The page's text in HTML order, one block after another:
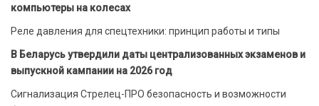
компьютеры на колесах
Реле давления для спецтехники: принцип работы и типы
В Беларусь утвердили даты централизованных экзаменов и
выпускной кампании на 2026 год
Сигнализация Стрелец-ПРО безопасность и возможности